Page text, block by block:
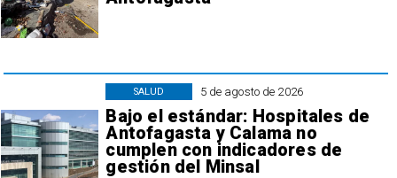
5 de agosto de 2026
Bajo el estándar: Hospitales de
Antofagasta y Calama no
cumplen con indicadores de
gestión del Minsal
SALUD